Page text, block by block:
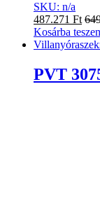
SKU: n/a
487.271 Ft
Kosárba
PVT